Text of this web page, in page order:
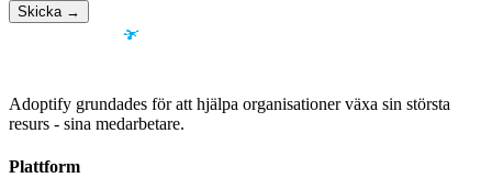
Skicka →
Adoptify grundades för att hjälpa organisationer växa sin största
resurs - sina medarbetare.
Plattform